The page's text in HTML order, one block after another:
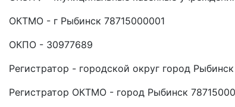
ОКТМО - г Рыбинск 78715000001
ОКПО - 30977689
Регистратор - городской округ город
Регистратор ОКТМО - город Рыбинск 78715000